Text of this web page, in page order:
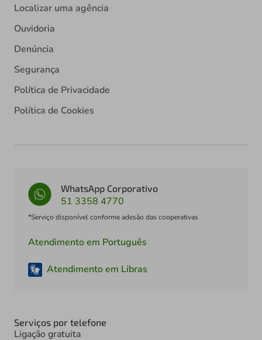
Localizar uma agência
Ouvidoria
Denúncia
Segurança
Política de Privacidade
Política de Cookies
WhatsApp Corporativo
51 3358 4770
*Serviço disponível conforme adesão das cooperativas
Atendimento em Português
Atendimento em Libras
Serviços por telefone
Ligação gratuita